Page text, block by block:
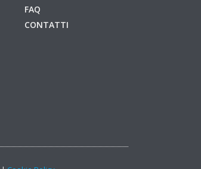
FAQ
CONTATTI